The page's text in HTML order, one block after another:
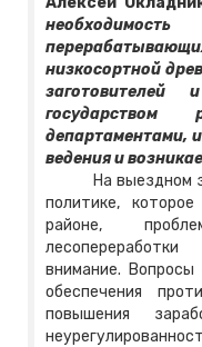
низкосортной
государством
департаментами,
ведения и
На выездном
политике,
районе,
внимание.
обеспечения
повышения